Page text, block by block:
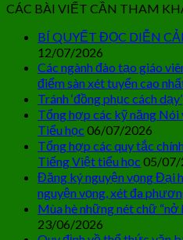
CÁC BÀI VIẾT CẦN THAM
BÍ QUYẾT ĐỌC DIỄN
12/07/2026
Các ngành đào tạo giáo
điểm sàn xét tuyển cao
Tránh ‘đồng phục cách dạy’
Tổng hợp các kỹ năng
Tiểu học 06/07/2026
Tổng hợp các quy tắc
Tiếng Việt tiểu học 05/07/
Đăng ký nguyện vọng Đại
nguyện vọng, xét đa
Mùa hè những nét chữ
23/06/2026